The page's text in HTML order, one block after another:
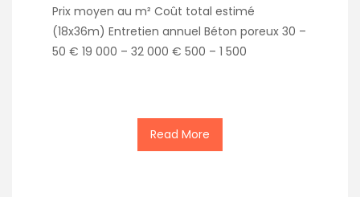
Prix moyen au m² Coût total estimé
(18x36m) Entretien annuel Béton poreux 30 –
50 € 19 000 – 32 000 € 500 – 1 500
Read More